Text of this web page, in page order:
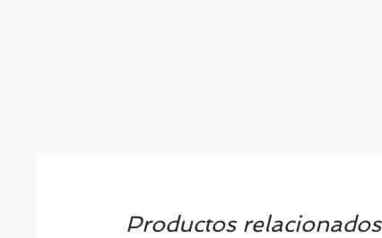
Productos relacionados